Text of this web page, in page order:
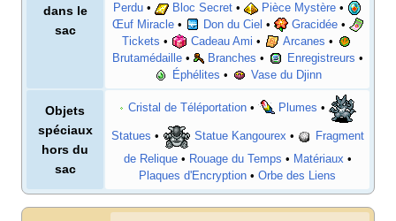
dans le
sac
Perdu • Bloc Secret • Pièce Mystère •
Œuf Miracle• Don du Ciel • Gracidée•
Tickets • Cadeau Ami • Arcanes •
Brutamédaille• Branches • Enregistreurs •
Éphélites • Vase du Djinn
Objets
spéciaux
hors du
sac
Cristal de Téléportation • Plumes •
Statues • Statue Kangourex •
Fragment
de Relique• Rouage du Temps • Matériaux •
Plaques d'Encryption • Orbe des Liens